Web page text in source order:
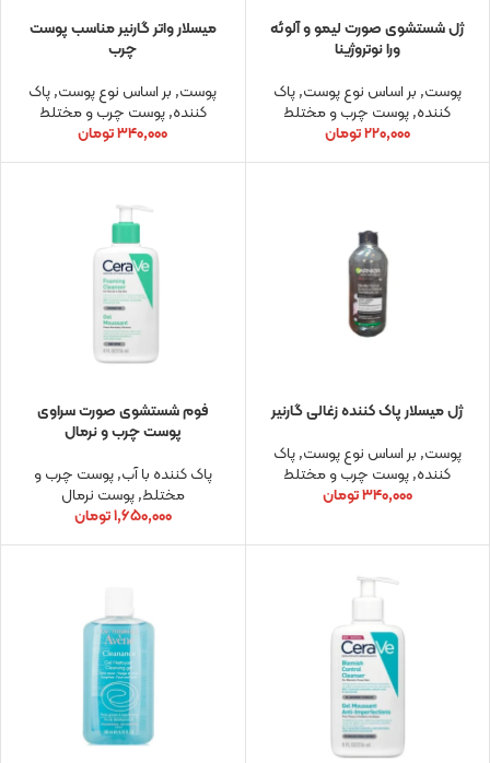
ژل شستشوی صورت لیمو و آلوئه
ورا نوتروژینا
پوست, بر اساس نوع پوست,پاک
کننده,پوست چرب و مختلط
۲۲۰,۰۰۰تومان
میسلار واتر گارنیر مناسب پوست
چرب
پوست, بر اساس نوع پوست,پاک
کننده,پوست چرب و مختلط
۳۴۰,۰۰۰تومان
ژل میسلار پاک کننده زغالی گارنیر
پوست, بر اساس نوع پوست,پاک
کننده,پوست چرب و مختلط
۳۴۰,۰۰۰تومان
فوم شستشوی صورت سراوی
پوست چرب و نرمال
پاک کننده با آب,پوست چرب و
مختلط,پوست نرمال
۱,۶۵۰,۰۰۰تومان